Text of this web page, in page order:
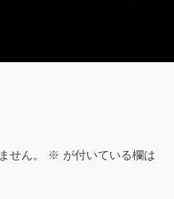
せん。 ※ が付いている欄は